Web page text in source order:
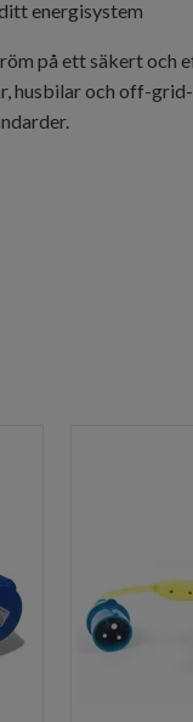
energisystem
på ett säkert
husbilar och off-